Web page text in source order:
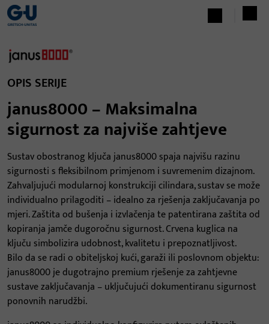
OPIS SERIJE
janus8000 – Maksimalna
sigurnost za najviše zahtjeve
Sustav obostranog ključa janus8000 spaja najvišu razinu
sigurnosti s fleksibilnom primjenom i suvremenim dizajnom.
Zahvaljujući modularnoj konstrukciji cilindara, sustav se može
individualno prilagoditi – idealno za rješenja zaključavanja po
mjeri. Zaštita od bušenja i izvlačenja te patentirana zaštita od
kopiranja jamče dugoročnu sigurnost. Crvena kuglica na
ključu simbolizira udobnost, kvalitetu i prepoznatljivost.
Bilo da se radi o obiteljskoj kući, garaži ili poslovnom objektu:
janus8000 je dugotrajno premium rješenje za zahtjevne
sustave zaključavanja – uključujući dokumentiranu sigurnost
ponovnih narudžbi.